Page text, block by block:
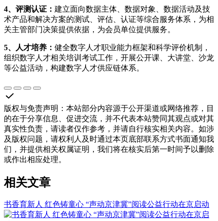
4、评测认证： 建立面向数据主体、数据对象、数据活动及技
术产品和解决方案的测试、评估、认证等综合服务体系，为相
关主管部门决策提供依据，为会员单位提供服务。
5、人才培养： 健全数字人才职业能力框架和科学评价机制，
组织数字人才相关培训考试工作，开展公开课、大讲堂、沙龙
等公益活动，构建数字人才供应链体系。
版权与免责声明 ： 本站部分内容源于公开渠道或网络推荐，目
的在于分享信息、促进交流，并不代表本站赞同其观点或对其
真实性负责，请读者仅作参考，并请自行核实相关内容。如涉
及版权问题，请权利人及时通过本页底部联系方式书面通知我
们，并提供相关权属证明，我们将在核实后第一时间予以删除
或作出相应处理。
相关文章
书香育新人 红色铸童心 “声动京津冀”阅读公益行动在京启动